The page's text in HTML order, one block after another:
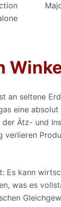
an seltene
eine
Ätz- und
verlieren
Es kann
was es